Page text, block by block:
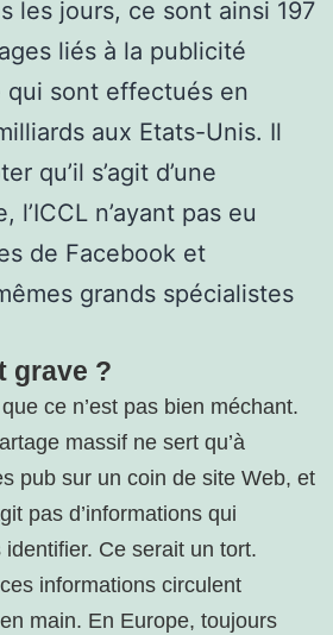
les jours, ce sont ainsi 197
liés à la publicité
qui sont effectués en
aux Etats-Unis. Il
qu’il s’agit d’une
l’ICCL n’ayant pas eu
de Facebook et
grands spécialistes
grave ?
ce n’est pas bien méchant.
massif ne sert qu’à
pub sur un coin de site Web, et
pas d’informations qui
Ce serait un tort.
informations circulent
main. En Europe, toujours